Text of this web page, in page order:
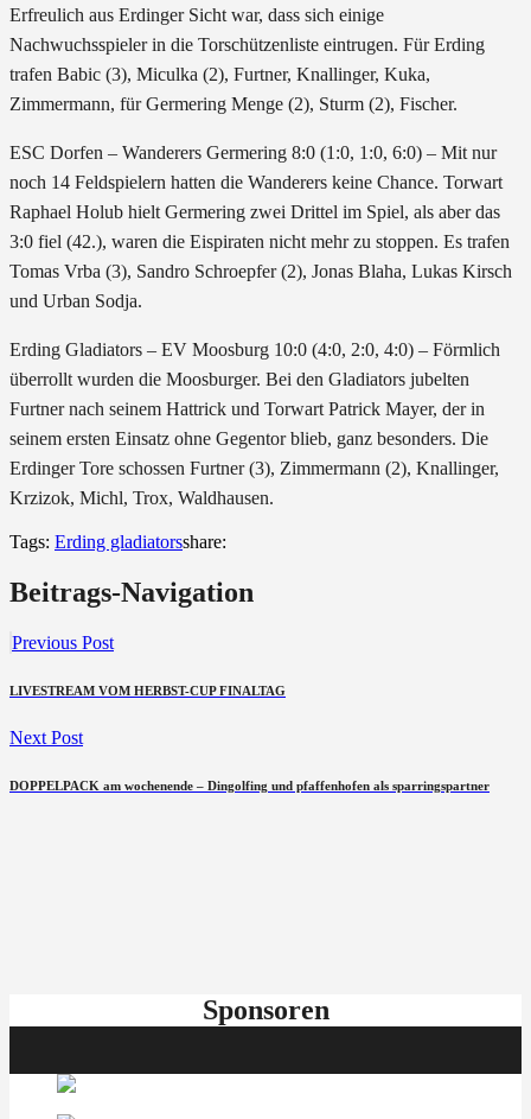
Erfreulich aus Erdinger Sicht war, dass sich einige
Nachwuchsspieler in die Torschützenliste eintrugen. Für Erding
trafen Babic (3), Miculka (2), Furtner, Knallinger, Kuka,
Zimmermann, für Germering Menge (2), Sturm (2), Fischer.
ESC Dorfen – Wanderers Germering 8:0 (1:0, 1:0, 6:0) – Mit nur
noch 14 Feldspielern hatten die Wanderers keine Chance. Torwart
Raphael Holub hielt Germering zwei Drittel im Spiel, als aber das
3:0 fiel (42.), waren die Eispiraten nicht mehr zu stoppen. Es trafen
Tomas Vrba (3), Sandro Schroepfer (2), Jonas Blaha, Lukas Kirsch
und Urban Sodja.
Erding Gladiators – EV Moosburg 10:0 (4:0, 2:0, 4:0) – Förmlich
überrollt wurden die Moosburger. Bei den Gladiators jubelten
Furtner nach seinem Hattrick und Torwart Patrick Mayer, der in
seinem ersten Einsatz ohne Gegentor blieb, ganz besonders. Die
Erdinger Tore schossen Furtner (3), Zimmermann (2), Knallinger,
Krzizok, Michl, Trox, Waldhausen.
Tags: Erding gladiatorsshare:
Beitrags-Navigation
Previous Post
LIVESTREAM VOM HERBST-CUP FINALTAG
Next Post
DOPPELPACK am wochenende – Dingolfing und pfaffenhofen als sparringspartner
Sponsoren